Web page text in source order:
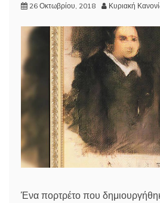
26 Οκτωβρίου, 2018 Κυριακή
Ένα πορτρέτο που